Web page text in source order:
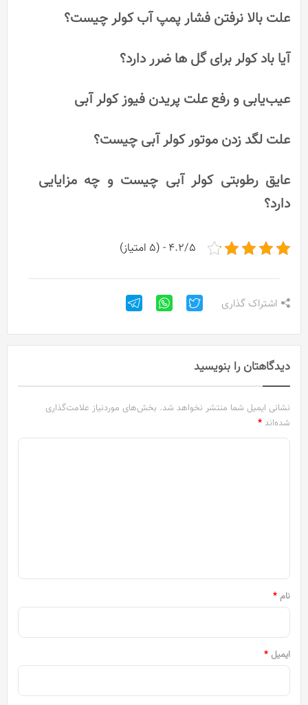
علت بالا نرفتن فشار پمپ آب کولر چیست؟
آیا باد کولر برای گل ها ضرر دارد؟
عیب‌یابی و رفع علت پریدن فیوز کولر آبی
علت لگد زدن موتور کولر آبی چیست؟
عایق رطوبتی کولر آبی چیست و چه مزایایی
دارد؟
4.2/5 - (5 امتیاز)
اشتراک گذاری
دیدگاهتان را بنویسید
نشانی ایمیل شما منتشر نخواهد شد. بخش‌های موردنیاز علامت‌گذاری
شده‌اند *
نام *
ایمیل *